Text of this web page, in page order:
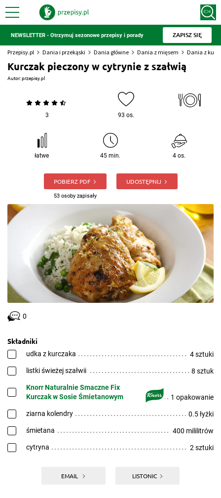
NEWSLETTER - Otrzymuj sezonowe przepisy i porady ZAPISZ SIĘ
Przepisy.pl Dania i przekąski Dania główne Dania z mięsem Dania z
Kurczak pieczony w cytrynie z szałwią
Autor:przepisy.pl
3 93 os.
łatwe 45 min. 4 os.
POBIERZ PDF
53 osoby zapisały
UDOSTĘPNIJ
0
Składniki
udka z kurczaka 4 sztuki
listki świeżej szałwii 8 sztuk
Knorr Naturalnie Smaczne Fix
Kurczak w Sosie Śmietanowym
1 opakowanie
ziarna kolendry 0.5 łyżki
śmietana 400 mililitrów
cytryna 2 sztuki
EMAIL LISTONIC